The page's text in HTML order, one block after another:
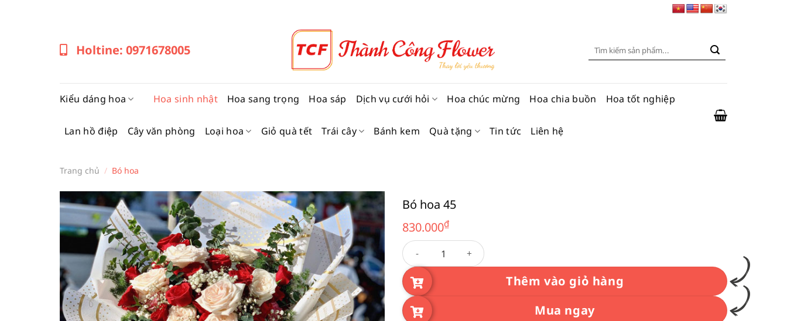
Holtine: 0971678005
Tìm
Kiểu dáng hoa Hoa sinh nhật Hoa sang trọng Hoa sáp Dịch vụ cưới hỏi Hoa chúc mừng Hoa chia buồn Hoa tốt nghiệp
Lan hồ điệp Cây văn phòng Loại hoa Giỏ quà tết Trái cây Bánh kem Quà tặng Tin tức Liên hệ
Trang chủ / Bó hoa
Bó hoa 45
830.000₫
Bó hoa 45 số lượng
Thêm vào giỏ hàng
Mua ngay